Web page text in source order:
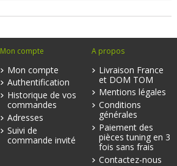
Mon compte
Mon compte
Authentification
Historique de vos
commandes
Adresses
Suivi de
commande invité
A propos
Livraison France
et DOM TOM
Mentions légales
Conditions
générales
Paiement des
pièces tuning en 3
fois sans frais
Contactez-nous